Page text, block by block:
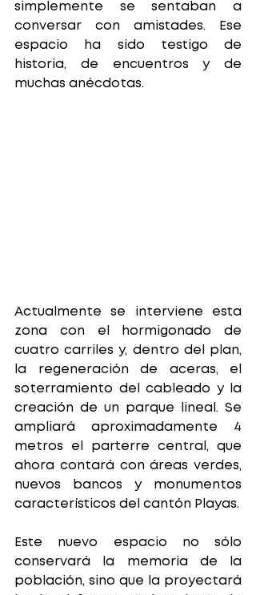
simplemente se sentaban a
conversar con amistades. Ese
espacio ha sido testigo de
historia, de encuentros y de
muchas anécdotas.
Actualmente se interviene esta
zona con el hormigonado de
cuatro carriles y, dentro del plan,
la regeneración de aceras, el
soterramiento del cableado y la
creación de un parque lineal. Se
ampliará aproximadamente 4
metros el parterre central, que
ahora contará con áreas verdes,
nuevos bancos y monumentos
característicos del cantón Playas.
Este nuevo espacio no sólo
conservará la memoria de la
población, sino que la proyectará